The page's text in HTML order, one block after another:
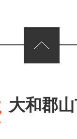
大和郡